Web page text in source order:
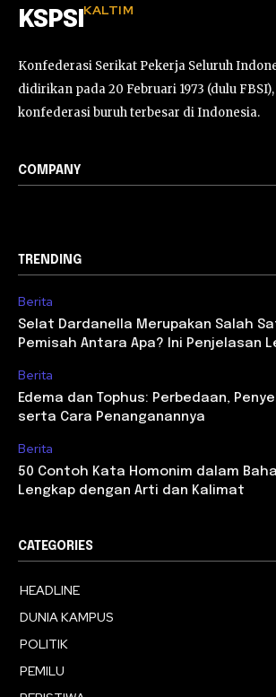
KSPSI KALTIM
Konfederasi Serikat Pekerja Seluruh
didirikan pada 20 Februari 1973 (dulu
konfederasi buruh terbesar di Indonesia.
COMPANY
TRENDING
Berita
Selat Dardanella Merupakan Salah
Pemisah Antara Apa? Ini Penjelasan
Berita
Edema dan Tophus: Perbedaan,
serta Cara Penanganannya
Berita
50 Contoh Kata Homonim dalam
Lengkap dengan Arti dan Kalimat
CATEGORIES
HEADLINE
DUNIA KAMPUS
POLITIK
PEMILU